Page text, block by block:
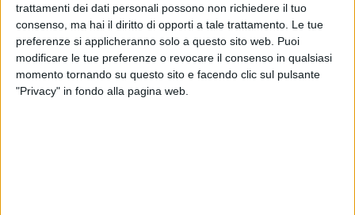
trattamenti dei dati personali possono non richiedere il tuo
consenso, ma hai il diritto di opporti a tale trattamento. Le tue
preferenze si applicheranno solo a questo sito web. Puoi
modificare le tue preferenze o revocare il consenso in qualsiasi
momento tornando su questo sito e facendo clic sul pulsante
"Privacy" in fondo alla pagina web.
MOLFETTA - 2 GENNAIO 2016
«Basta con le parole, dopo gli ultimi
danneggiamenti in Piazza Paradiso vogliamo i
fatti»
MOLFETTA - 2 GENNAIO 2016
Piscina comunale, la "Molfetta Nuoto" ricorre al